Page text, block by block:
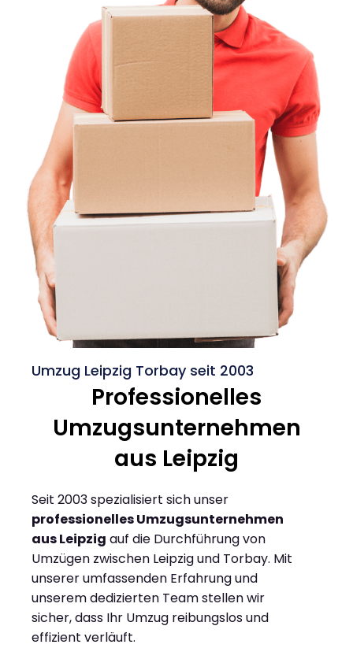
Umzug Leipzig Torbay seit 2003
Professionelles
Umzugsunternehmen
aus Leipzig
Seit 2003 spezialisiert sich unser
professionelles Umzugsunternehmen
aus Leipzig auf die Durchführung von
Umzügen zwischen Leipzig und Torbay. Mit
unserer umfassenden Erfahrung und
unserem dedizierten Team stellen wir
sicher, dass Ihr Umzug reibungslos und
effizient verläuft.